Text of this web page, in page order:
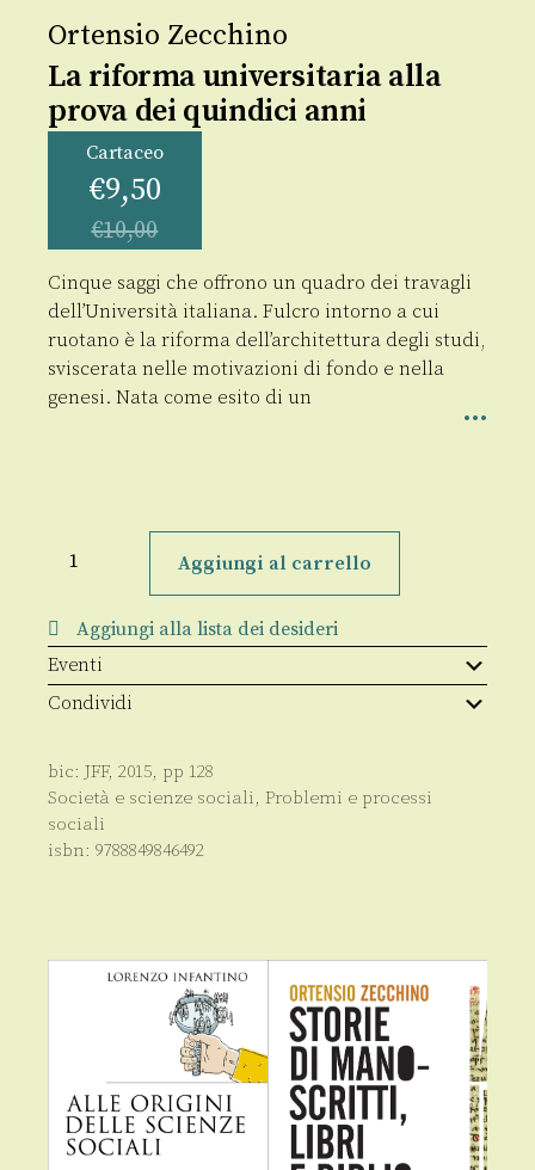
Ortensio Zecchino
La riforma universitaria alla
prova dei quindici anni
Cartaceo
€9,50
€10,00
Cinque saggi che offrono un quadro dei travagli
dell’Università italiana. Fulcro intorno a cui
ruotano è la riforma dell’architettura degli studi,
sviscerata nelle motivazioni di fondo e nella
genesi. Nata come esito di un
riforma
prova
dei
quindici
anni
quantità
Aggiungi al carrello
Aggiungi alla lista dei desideri
Eventi
Condividi
bic: JFF, 2015, pp 128
Società e scienze sociali, Problemi e processi
sociali
isbn: 9788849846492